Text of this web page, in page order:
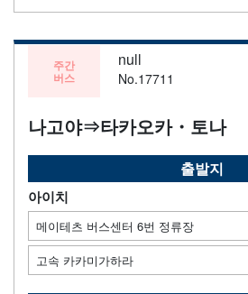
주간
버스
null
No.17711
나고야⇒타카오카・토나
출발지
아이치
메이테츠 버스센터 6번 정류장
고속 카카미가하라